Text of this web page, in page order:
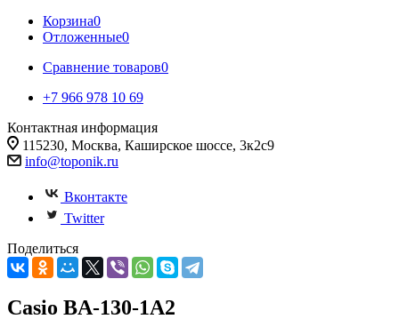
Корзина0
Отложенные0
Сравнение товаров0
+7 966 978 10 69
Контактная информация
115230, Москва, Каширское шоссе, 3к2с9
info@toponik.ru
Вконтакте
Twitter
Поделиться
Casio BA-130-1A2